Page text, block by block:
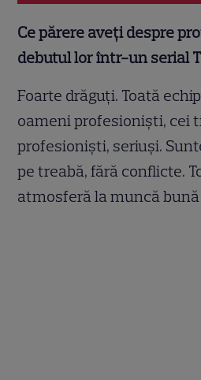
Ce părere aveți despre
debutul lor într-un serial
Foarte drăguți. Toată
oameni profesioniști, cei
profesioniști, seriuși.
pe treabă, fără conflicte.
atmosferă la muncă